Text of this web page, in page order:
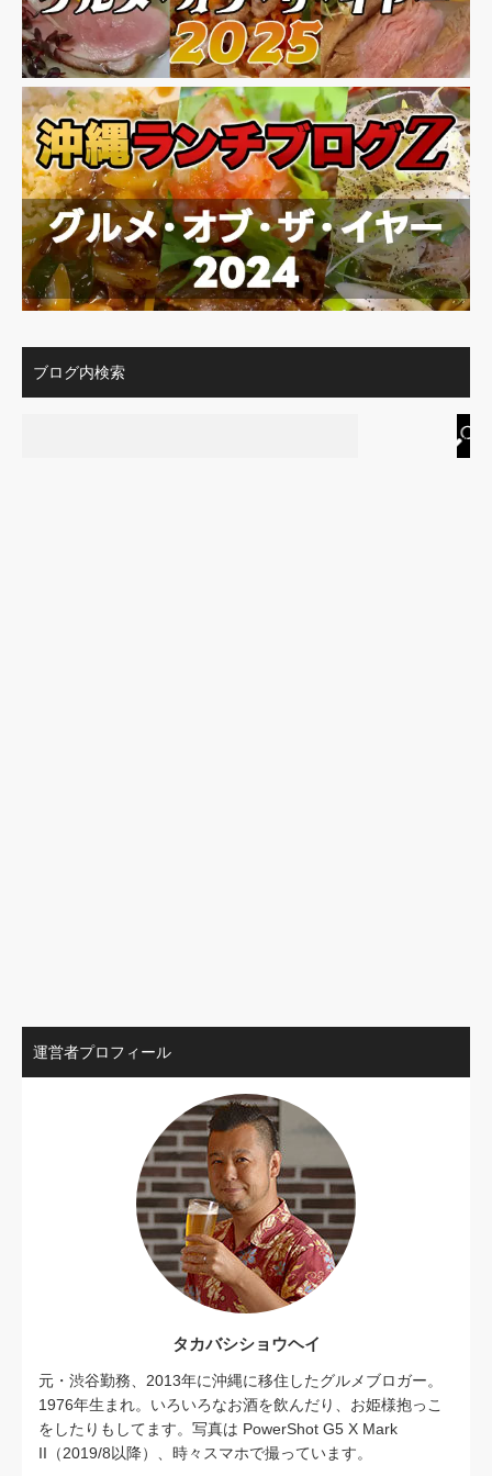
ブログ内検索
運営者プロフィール
タカバシショウヘイ
元・渋谷勤務、2013年に沖縄に移住したグルメブロガー。
1976年生まれ。いろいろなお酒を飲んだり、お姫様抱っこ
をしたりもしてます。写真は PowerShot G5 X Mark
II（2019/8以降）、時々スマホで撮っています。